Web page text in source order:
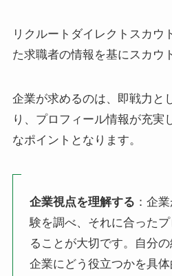
リクルートダイレクトスカウ
た求職者の情報を基にスカウ
企業が求めるのは、即戦力と
り、プロフィール情報が充実
なポイントとなります。
企業視点を理解する ：企
験を調べ、それに合った
ることが大切です。自分
企業にどう役立つかを具体